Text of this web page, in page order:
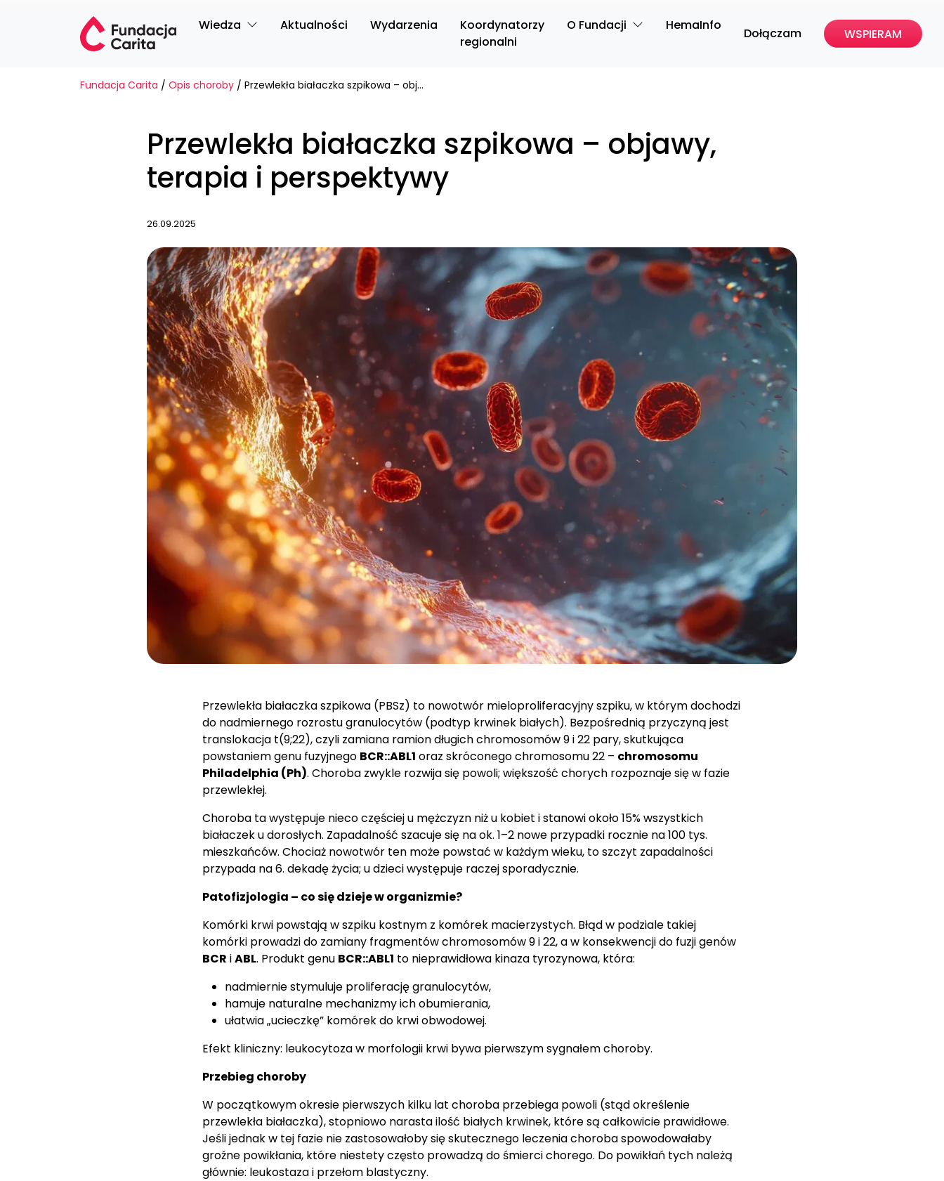
Wiedza
Aktualności Wydarzenia
Koordynatorzy
regionalni
O Fundacji HemaInfo
Dołączam WSPIERAM
Fundacja Carita / Opis choroby / Przewlekła białaczka szpikowa – objawy, terapia i perspektywy
Przewlekła białaczka szpikowa – objawy,
terapia i perspektywy
26.09.2025
Przewlekła białaczka szpikowa (PBSz) to nowotwór mieloproliferacyjny szpiku, w którym dochodzi
do nadmiernego rozrostu granulocytów (podtyp krwinek białych). Bezpośrednią przyczyną jest
translokacja t(9;22), czyli zamiana ramion długich chromosomów 9 i 22 pary, skutkująca
powstaniem genu fuzyjnego BCR::ABL1 oraz skróconego chromosomu 22 – chromosomu
Philadelphia (Ph). Choroba zwykle rozwija się powoli; większość chorych rozpoznaje się w fazie
przewlekłej.
Choroba ta występuje nieco częściej u mężczyzn niż u kobiet i stanowi około 15% wszystkich
białaczek u dorosłych. Zapadalność szacuje się na ok. 1–2 nowe przypadki rocznie na 100 tys.
mieszkańców. Chociaż nowotwór ten może powstać w każdym wieku, to szczyt zapadalności
przypada na 6. dekadę życia; u dzieci występuje raczej sporadycznie.
Patofizjologia – co się dzieje w organizmie?
Komórki krwi powstają w szpiku kostnym z komórek macierzystych. Błąd w podziale takiej
komórki prowadzi do zamiany fragmentów chromosomów 9 i 22, a w konsekwencji do fuzji genów
BCR iABL. Produkt genu BCR::ABL1 to nieprawidłowa kinaza tyrozynowa, która:
nadmiernie stymuluje proliferację granulocytów,
hamuje naturalne mechanizmy ich obumierania,
ułatwia „ucieczkę” komórek do krwi obwodowej.
Efekt kliniczny: leukocytoza w morfologii krwi bywa pierwszym sygnałem choroby.
Przebieg choroby
W początkowym okresie pierwszych kilku lat choroba przebiega powoli (stąd określenie
przewlekła białaczka), stopniowo narasta ilość białych krwinek, które są całkowicie prawidłowe.
Jeśli jednak w tej fazie nie zastosowałoby się skutecznego leczenia choroba spowodowałaby
groźne powikłania, które niestety często prowadzą do śmierci chorego. Do powikłań tych należą
głównie: leukostaza i przełom blastyczny.